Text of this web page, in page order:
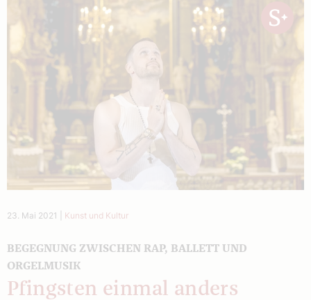
23. Mai 2021 Kunst und Kultur
BEGEGNUNG ZWISCHEN RAP, BALLETT UND
ORGELMUSIK
Pfingsten einmal anders